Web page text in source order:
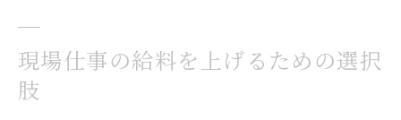
現場仕事の給料を上げるための選択
肢